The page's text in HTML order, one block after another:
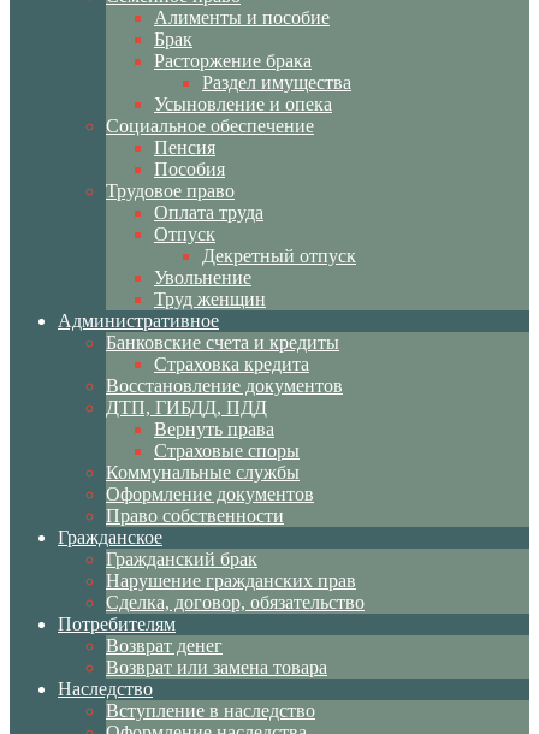
Алименты и пособие
Брак
Расторжение брака
Раздел имущества
Усыновление и опека
Социальное обеспечение
Пенсия
Пособия
Трудовое право
Оплата труда
Отпуск
Декретный отпуск
Увольнение
Труд женщин
Административное
Банковские счета и кредиты
Страховка кредита
Восстановление документов
ДТП, ГИБДД, ПДД
Вернуть права
Страховые споры
Коммунальные службы
Оформление документов
Право собственности
Гражданское
Гражданский брак
Нарушение гражданских прав
Сделка, договор, обязательство
Потребителям
Возврат денег
Возврат или замена товара
Наследство
Вступление в наследство